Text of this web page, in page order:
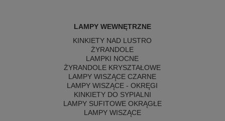
LAMPY WEWNĘTRZNE
KINKIETY NAD LUSTRO
ŻYRANDOLE
LAMPKI NOCNE
ŻYRANDOLE KRYSZTAŁOWE
LAMPY WISZĄCE CZARNE
LAMPY WISZĄCE - OKRĘGI
KINKIETY DO SYPIALNI
LAMPY SUFITOWE OKRĄGŁE
LAMPY WISZĄCE